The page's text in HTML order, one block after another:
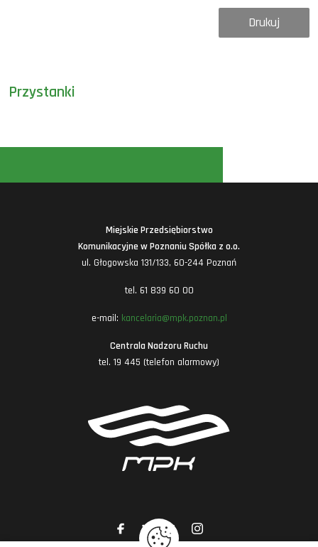
Przystanki
Drukuj
Miejskie Przedsiębiorstwo
Komunikacyjne w Poznaniu Spółka z o.o.
ul. Głogowska 131/133, 60-244 Poznań
tel. 61 839 60 00
e-mail: kancelaria@mpk.poznan.pl
Centrala Nadzoru Ruchu
tel. 19 445 (telefon alarmowy)